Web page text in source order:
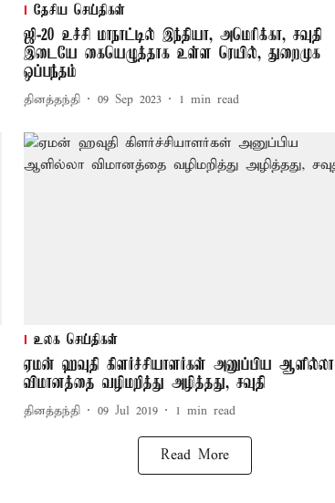
தேசிய செய்திகள்
ஜி-20 உச்சி மாநாட்டில் இந்தியா, அமெரிக்கா, சவுதி
இடையே கையெழுத்தாக உள்ள ரெயில், துறைமுக
ஒப்பந்தம்
தினத்தந்தி 09 Sep 2023 1 min read
உலக செய்திகள்
ஏமன் ஹவுதி கிளர்ச்சியாளர்கள் அனுப்பிய ஆளில்லா
விமானத்தை வழிமறித்து அழித்தது, சவுதி
தினத்தந்தி 09 Jul 2019 1 min read
Read More